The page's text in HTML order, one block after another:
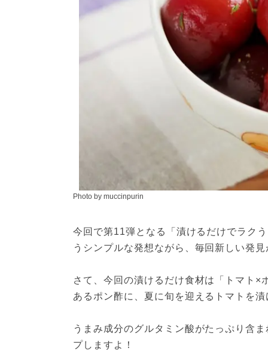
Photo by muccinpurin
今回で第11弾となる「漬けるだけでラク
うシンプルな発想ながら、毎回新しい発
さて、今回の漬けるだけ食材は「トマト
あるポン酢に、夏に旬を迎えるトマトを
うまみ成分のグルタミン酸がたっぷり含
プしますよ！